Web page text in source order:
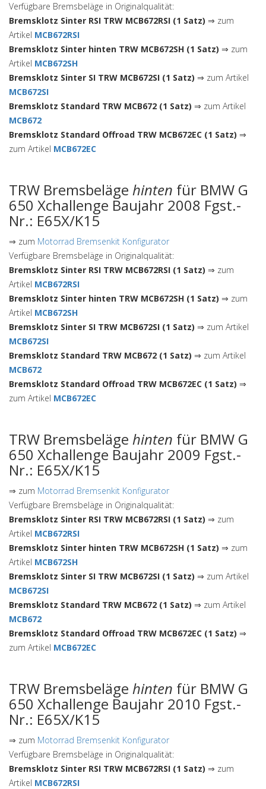
Verfügbare Bremsbeläge in Originalqualität:
Bremsklotz Sinter RSI TRW MCB672RSI (1 Satz) ⇒ zum
Artikel MCB672RSI
Bremsklotz Sinter hinten TRW MCB672SH (1 Satz) ⇒ zum
Artikel MCB672SH
Bremsklotz Sinter SI TRW MCB672SI (1 Satz) ⇒ zum Artikel
MCB672SI
Bremsklotz Standard TRW MCB672 (1 Satz) ⇒ zum Artikel
MCB672
Bremsklotz Standard Offroad TRW MCB672EC (1 Satz) ⇒
zum Artikel MCB672EC
TRW Bremsbeläge hinten für BMW G
650 Xchallenge Baujahr 2008 Fgst.-
Nr.: E65X/K15
⇒ zum Motorrad Bremsenkit Konfigurator
Verfügbare Bremsbeläge in Originalqualität:
Bremsklotz Sinter RSI TRW MCB672RSI (1 Satz) ⇒ zum
Artikel MCB672RSI
Bremsklotz Sinter hinten TRW MCB672SH (1 Satz) ⇒ zum
Artikel MCB672SH
Bremsklotz Sinter SI TRW MCB672SI (1 Satz) ⇒ zum Artikel
MCB672SI
Bremsklotz Standard TRW MCB672 (1 Satz) ⇒ zum Artikel
MCB672
Bremsklotz Standard Offroad TRW MCB672EC (1 Satz) ⇒
zum Artikel MCB672EC
TRW Bremsbeläge hinten für BMW G
650 Xchallenge Baujahr 2009 Fgst.-
Nr.: E65X/K15
⇒ zum Motorrad Bremsenkit Konfigurator
Verfügbare Bremsbeläge in Originalqualität:
Bremsklotz Sinter RSI TRW MCB672RSI (1 Satz) ⇒ zum
Artikel MCB672RSI
Bremsklotz Sinter hinten TRW MCB672SH (1 Satz) ⇒ zum
Artikel MCB672SH
Bremsklotz Sinter SI TRW MCB672SI (1 Satz) ⇒ zum Artikel
MCB672SI
Bremsklotz Standard TRW MCB672 (1 Satz) ⇒ zum Artikel
MCB672
Bremsklotz Standard Offroad TRW MCB672EC (1 Satz) ⇒
zum Artikel MCB672EC
TRW Bremsbeläge hinten für BMW G
650 Xchallenge Baujahr 2010 Fgst.-
Nr.: E65X/K15
⇒ zum Motorrad Bremsenkit Konfigurator
Verfügbare Bremsbeläge in Originalqualität:
Bremsklotz Sinter RSI TRW MCB672RSI (1 Satz) ⇒ zum
Artikel MCB672RSI